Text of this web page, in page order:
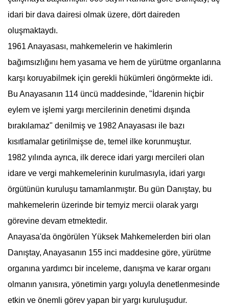
idari bir dava dairesi olmak üzere, dört daireden
oluşmaktaydı.
1961 Anayasası, mahkemelerin ve hakimlerin
bağımsızlığını hem yasama ve hem de yürütme organlarına
karşı koruyabilmek için gerekli hükümleri öngörmekte idi.
Bu Anayasanın 114 üncü maddesinde, "İdarenin hiçbir
eylem ve işlemi yargı mercilerinin denetimi dışında
bırakılamaz" denilmiş ve 1982 Anayasası ile bazı
kısıtlamalar getirilmişse de, temel ilke korunmuştur.
1982 yılında ayrıca, ilk derece idari yargı mercileri olan
idare ve vergi mahkemelerinin kurulmasıyla, idari yargı
örgütünün kuruluşu tamamlanmıştır. Bu gün Danıştay, bu
mahkemelerin üzerinde bir temyiz mercii olarak yargı
görevine devam etmektedir.
Anayasa'da öngörülen Yüksek Mahkemelerden biri olan
Danıştay, Anayasanın 155 inci maddesine göre, yürütme
organına yardımcı bir inceleme, danışma ve karar organı
olmanın yanısıra, yönetimin yargı yoluyla denetlenmesinde
etkin ve önemli görev yapan bir yargı kuruluşudur.